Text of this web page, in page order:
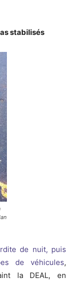
stabilisés
de nuit, puis
de véhicules,
la DEAL, en